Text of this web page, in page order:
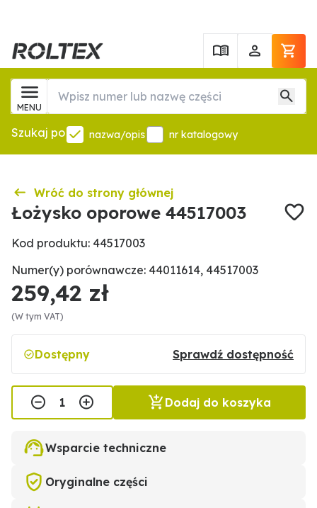
MENU
Szukaj po nazwa/opis nr katalogowy
Wróć do strony głównej
Łożysko oporowe 44517003
Kod produktu: 44517003
Numer(y) porównawcze: 44011614, 44517003
259,42 zł
(W tym VAT)
Dostępny Sprawdź dostępność
Dodaj do koszyka
Wsparcie techniczne
Oryginalne części